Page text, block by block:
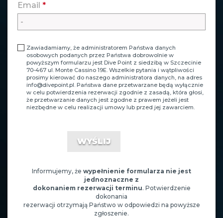
Email *
Zawiadamiamy, że administratorem Państwa danych
osobowych podanych przez Państwa dobrowolnie w
powyższym formularzu jest Dive Point z siedzibą w Szczecinie
70-467 ul. Monte Cassino 19E. Wszelkie pytania i wątpliwości
prosimy kierować do naszego administratora danych, na adres
info@divepoint.pl. Państwa dane przetwarzane będą wyłącznie
w celu potwierdzenia rezerwacji zgodnie z zasadą, która głosi,
że przetwarzanie danych jest zgodne z prawem jeżeli jest
niezbędne w celu realizacji umowy lub przed jej zawarciem.
Informujemy, że wypełnienie formularza nie jest
jednoznaczne z
dokonaniem rezerwacji terminu. Potwierdzenie
dokonania
rezerwacji otrzymają Państwo w odpowiedzi na powyższe
zgłoszenie.